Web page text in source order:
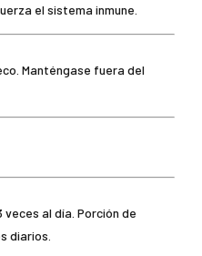
el sistema inmune.
Manténgase fuera del
al día. Porción de
diarios.